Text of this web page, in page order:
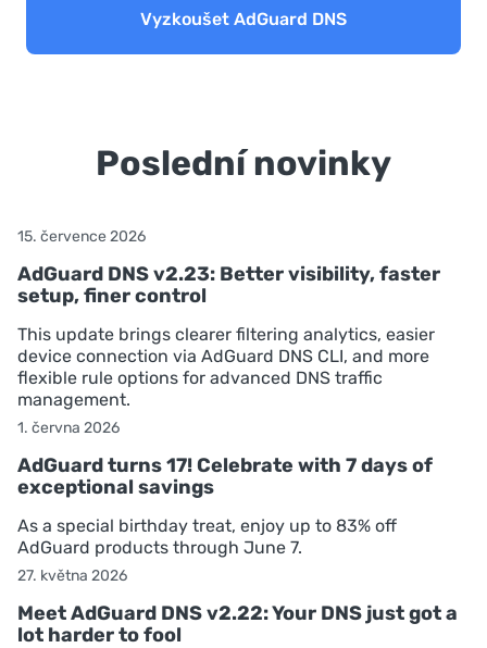
Vyzkoušet AdGuard DNS
Poslední novinky
15. července 2026
AdGuard DNS v2.23: Better visibility, faster
setup, finer control
This update brings clearer filtering analytics, easier
device connection via AdGuard DNS CLI, and more
flexible rule options for advanced DNS traffic
management.
1. června 2026
AdGuard turns 17! Celebrate with 7 days of
exceptional savings
As a special birthday treat, enjoy up to 83% off
AdGuard products through June 7.
27. května 2026
Meet AdGuard DNS v2.22: Your DNS just got a
lot harder to fool